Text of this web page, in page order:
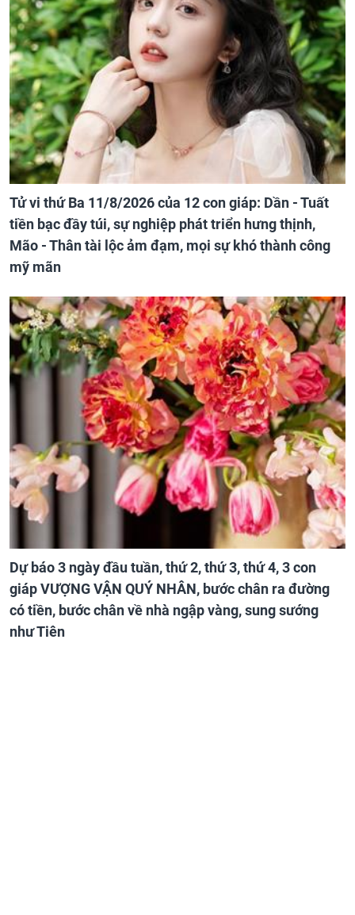
Tử vi thứ Ba 11/8/2026 của 12 con giáp: Dần - Tuất
tiền bạc đầy túi, sự nghiệp phát triển hưng thịnh,
Mão - Thân tài lộc ảm đạm, mọi sự khó thành công
mỹ mãn
Dự báo 3 ngày đầu tuần, thứ 2, thứ 3, thứ 4, 3 con
giáp VƯỢNG VẬN QUÝ NHÂN, bước chân ra đường
có tiền, bước chân về nhà ngập vàng, sung sướng
như Tiên